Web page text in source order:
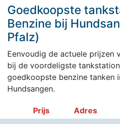
Goedkoopste
Benzine bij
Pfalz)
Eenvoudig de actuele prijzen
bij de voordeligste
goedkoopste benzine tanken
Hundsangen.
Prijs Adres